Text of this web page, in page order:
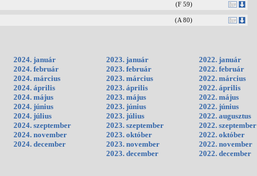
(F 59)
(A 80)
2024. január
2024. február
2024. március
2024. április
2024. május
2024. június
2024. július
2024. szeptember
2024. november
2024. december
2023. január
2023. február
2023. március
2023. április
2023. május
2023. június
2023. július
2023. szeptember
2023. október
2023. november
2023. december
2022. január
2022. február
2022. március
2022. április
2022. május
2022. június
2022. augusztus
2022. szeptember
2022. október
2022. november
2022. december